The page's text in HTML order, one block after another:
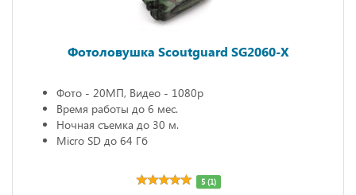
Фотоловушка Scoutguard SG2060-X
Фото - 20МП, Видео - 1080р
Время работы до 6 мес.
Ночная съемка до 30 м.
Micro SD до 64 Гб
5 (1)